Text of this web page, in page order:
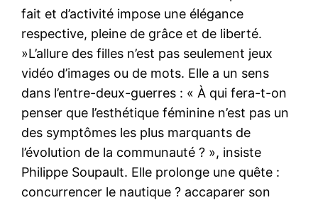
fait et d’activité impose une élégance
respective, pleine de grâce et de liberté.
»L’allure des filles n’est pas seulement jeux
vidéo d’images ou de mots. Elle a un sens
dans l’entre-deux-guerres : « À qui fera-t-on
penser que l’esthétique féminine n’est pas un
des symptômes les plus marquants de
l’évolution de la communauté ? », insiste
Philippe Soupault. Elle prolonge une quête :
concurrencer le nautique ? accaparer son